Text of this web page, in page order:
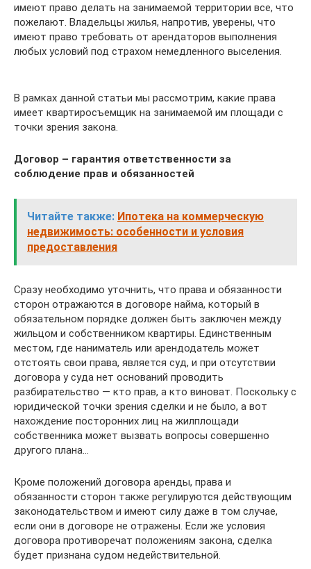
имеют право делать на занимаемой территории все, что
пожелают. Владельцы жилья, напротив, уверены, что
имеют право требовать от арендаторов выполнения
любых условий под страхом немедленного выселения.
В рамках данной статьи мы рассмотрим, какие права
имеет квартиросъемщик на занимаемой им площади с
точки зрения закона.
Договор – гарантия ответственности за
соблюдение прав и обязанностей
Читайте также: Ипотека на коммерческую
недвижимость: особенности и условия
предоставления
Сразу необходимо уточнить, что права и обязанности
сторон отражаются в договоре найма, который в
обязательном порядке должен быть заключен между
жильцом и собственником квартиры. Единственным
местом, где наниматель или арендодатель может
отстоять свои права, является суд, и при отсутствии
договора у суда нет оснований проводить
разбирательство — кто прав, а кто виноват. Поскольку с
юридической точки зрения сделки и не было, а вот
нахождение посторонних лиц на жилплощади
собственника может вызвать вопросы совершенно
другого плана…
Кроме положений договора аренды, права и
обязанности сторон также регулируются действующим
законодательством и имеют силу даже в том случае,
если они в договоре не отражены. Если же условия
договора противоречат положениям закона, сделка
будет признана судом недействительной.